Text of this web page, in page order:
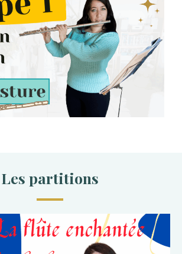
Les partitions